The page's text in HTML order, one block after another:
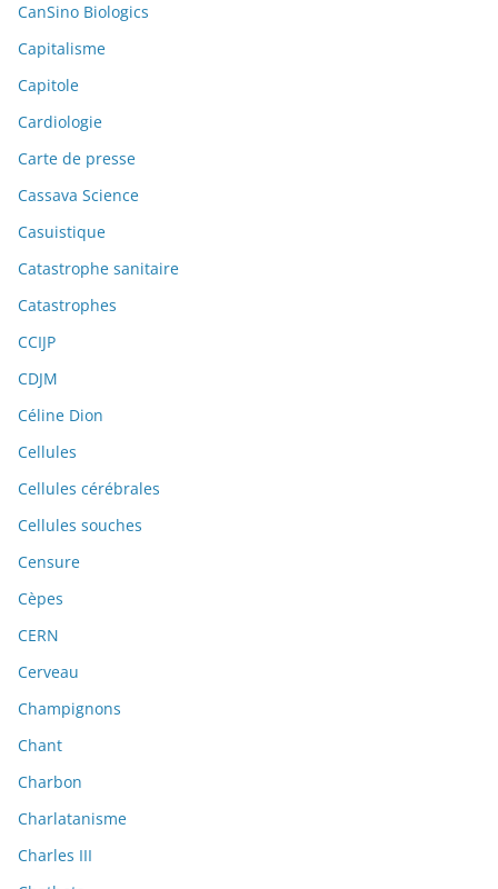
CanSino Biologics
Capitalisme
Capitole
Cardiologie
Carte de presse
Cassava Science
Casuistique
Catastrophe sanitaire
Catastrophes
CCIJP
CDJM
Céline Dion
Cellules
Cellules cérébrales
Cellules souches
Censure
Cèpes
CERN
Cerveau
Champignons
Chant
Charbon
Charlatanisme
Charles III